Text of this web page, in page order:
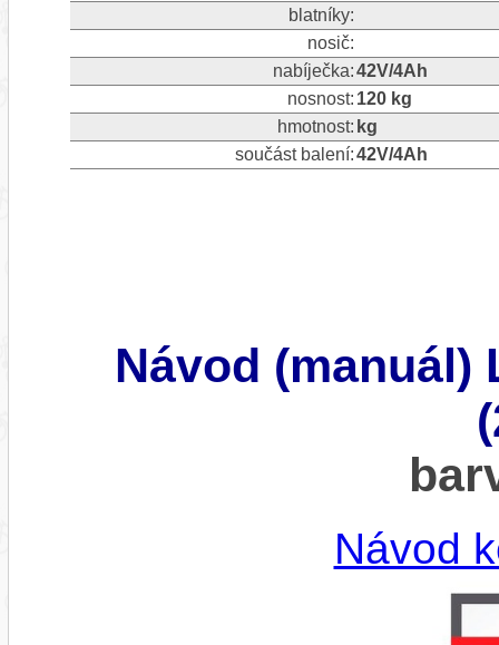
blatníky:
nosič:
nabíječka:42V/4Ah
nosnost: 120 kg
hmotnost: kg
součást balení:42V/4Ah
Návod (manuál)
Návod